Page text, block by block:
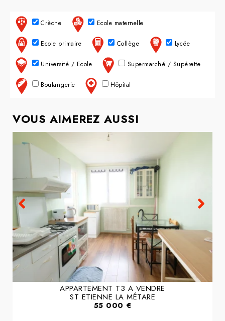
Crèche Ecole maternelle
Ecole primaire Collège Lycée
Université / Ecole Supermarché / Supérette
Boulangerie Hôpital
VOUS AIMEREZ AUSSI
APPARTEMENT T3 A VENDRE
ST ETIENNE LA MÉTARE
55 000 €